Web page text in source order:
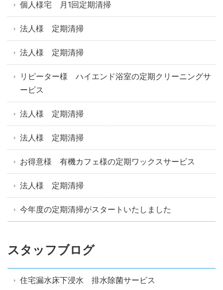
個人様宅 月1回定期清掃
法人様 定期清掃
法人様 定期清掃
リピーター様 ハイエンド浴室の定期クリーニングサ
ービス
法人様 定期清掃
法人様 定期清掃
お得意様 有機カフェ様の定期ワックスサービス
法人様 定期清掃
今年度の定期清掃がスタートいたしました
スタッフブログ
住宅漏水床下浸水 排水除菌サービス